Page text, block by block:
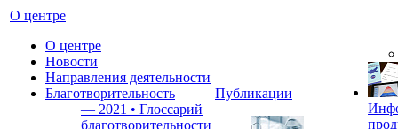
О центре
О центре
Новости
Направления деятельности
Благотворительность
— 2021 • Глоссарий
благотворительности
Публикации